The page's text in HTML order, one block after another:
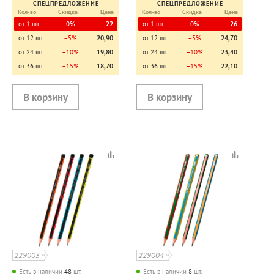
СПЕЦПРЕДЛОЖЕНИЕ
Кол-во
Скидка Цена
от 1 шт. 0%
22
от 12 шт.
−5%
20,90
от 24 шт.
−10%
19,80
от 36 шт.
−15% 18,70
СПЕЦПРЕДЛОЖЕНИЕ
Кол-во
Скидка Цена
от 1 шт. 0%
26
от 12 шт.
−5%
24,70
от 24 шт.
−10%
23,40
от 36 шт.
−15% 22,10
229003
Есть в наличии 48 шт.
229004
Есть в наличии 8 шт.